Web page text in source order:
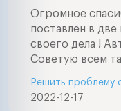
Огромное
поставлен в
своего дела !
Советую всем
2022-12-17
Решить проблему